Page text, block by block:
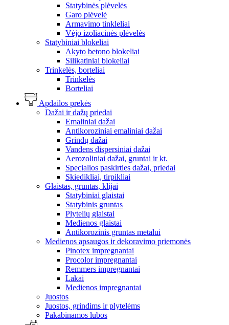
Statybinės plėvelės
Garo plėvelė
Armavimo tinkleliai
Vėjo izoliacinės plėvelės
Statybiniai blokeliai
Akyto betono blokeliai
Silikatiniai blokeliai
Trinkelės, borteliai
Trinkelės
Borteliai
Apdailos prekės
Dažai ir dažų priedai
Emaliniai dažai
Antikoroziniai emaliniai dažai
Grindų dažai
Vandens dispersiniai dažai
Aerozoliniai dažai, gruntai ir kt.
Specialios paskirties dažai, priedai
Skiedikliai, tirpikliai
Glaistas, gruntas, klijai
Statybiniai glaistai
Statybinis gruntas
Plytelių glaistai
Medienos glaistai
Antikorozinis gruntas metalui
Medienos apsaugos ir dekoravimo priemonės
Pinotex impregnantai
Procolor impregnantai
Remmers impregnantai
Lakai
Medienos impregnantai
Juostos
Juostos, grindims ir plytelėms
Pakabinamos lubos